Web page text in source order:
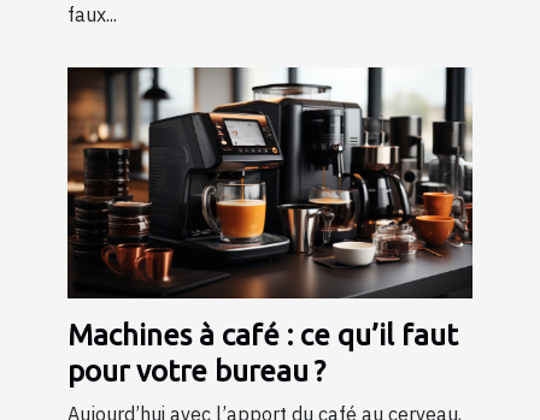
faux...
Machines à café : ce qu’il faut
pour votre bureau ?
Aujourd’hui avec l’apport du café au cerveau,